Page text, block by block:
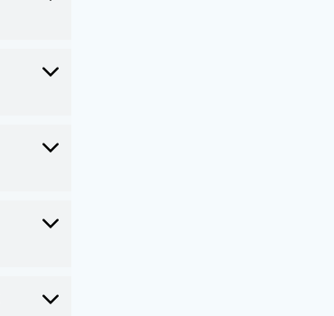
linkedin
Consent
whatsapp
Consent
tiktok
Consent
complianz
Consent